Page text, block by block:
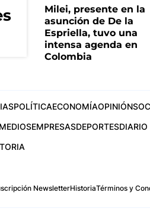
Milei, presente en la
asunción de De la
Espriella, tuvo una
intensa agenda en
Colombia
POLÍTICAECONOMÍAOPINIÓN
MEDIOSEMPRESASDEPORTESDIARIO
NewsletterHistoriaTérminos y